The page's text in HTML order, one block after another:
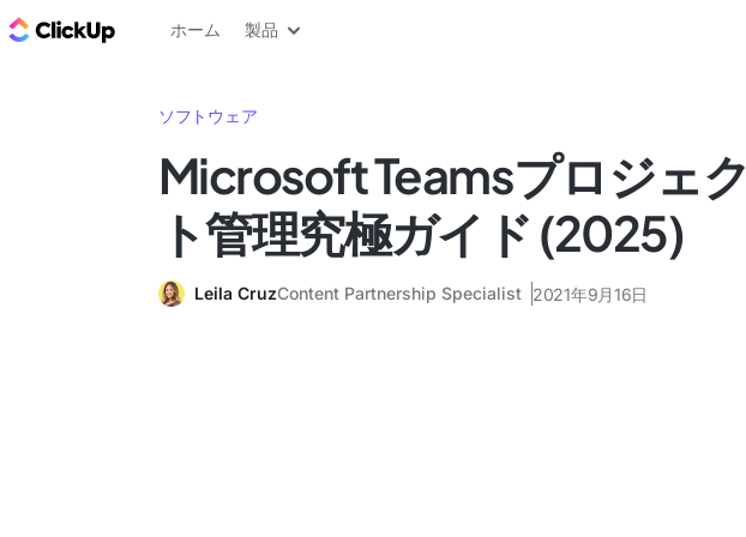
ClickUp ブログ
ホーム 製品
ソフトウェア
Microsoft Teamsプロジェク
ト管理究極ガイド (2025)
Leila CruzContent Partnership Specialist 2021年9月16日